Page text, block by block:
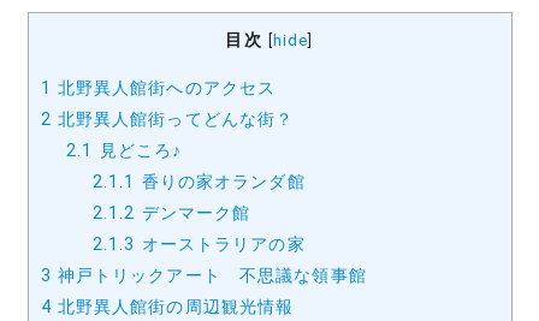
目次 hide
1 北野異人館街へのアクセス
2 北野異人館街ってどんな街？
2.1
見どころ♪
2.1.1 香りの家オランダ館
2.1.2 デンマーク館
2.1.3 オーストラリアの家
3 神戸トリックアート 不思議な領事館
4 北野異人館街の周辺観光情報